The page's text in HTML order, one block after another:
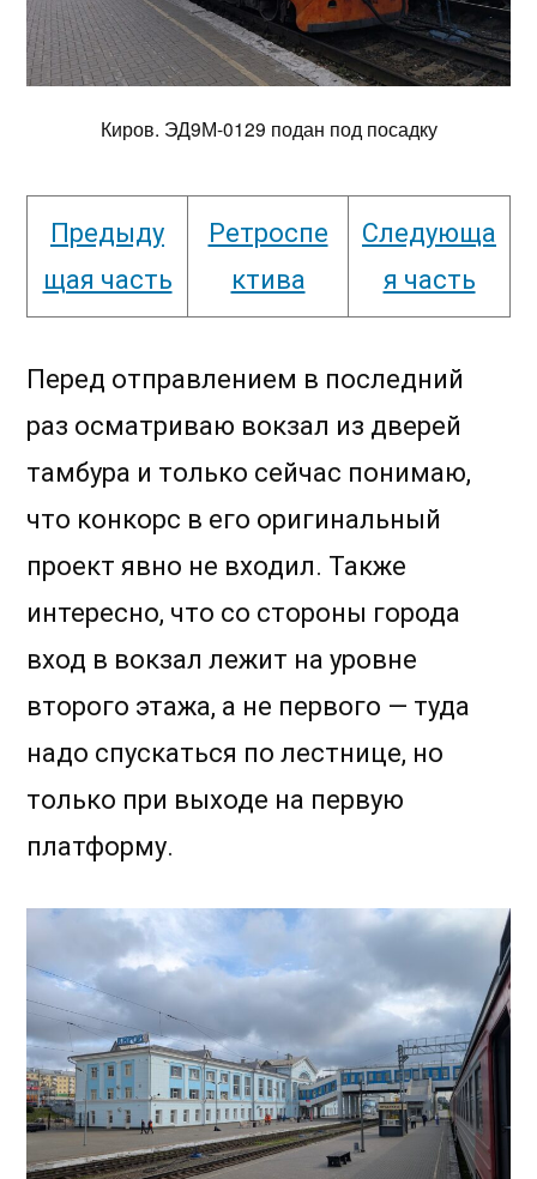
Киров. ЭД9М-0129 подан под посадку
Предыду
щая часть
Ретроспе
ктива
Следующа
я часть
Перед отправлением в последний
раз осматриваю вокзал из дверей
тамбура и только сейчас понимаю,
что конкорс в его оригинальный
проект явно не входил. Также
интересно, что со стороны города
вход в вокзал лежит на уровне
второго этажа, а не первого — туда
надо спускаться по лестнице, но
только при выходе на первую
платформу.